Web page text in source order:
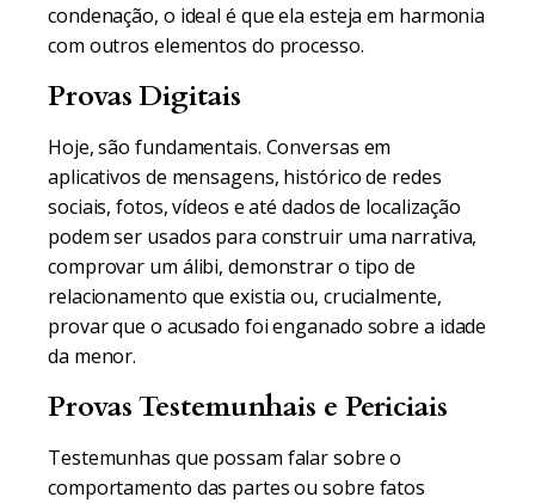
condenação, o ideal é que ela esteja em harmonia
com outros elementos do processo.
Provas Digitais
Hoje, são fundamentais. Conversas em
aplicativos de mensagens, histórico de redes
sociais, fotos, vídeos e até dados de localização
podem ser usados para construir uma narrativa,
comprovar um álibi, demonstrar o tipo de
relacionamento que existia ou, crucialmente,
provar que o acusado foi enganado sobre a idade
da menor.
Provas Testemunhais e Periciais
Testemunhas que possam falar sobre o
comportamento das partes ou sobre fatos